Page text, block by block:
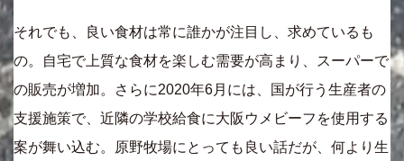
それでも、良い食材は常に誰かが注目し、求めているも
の。自宅で上質な食材を楽しむ需要が高まり、スーパーで
の販売が増加。さらに2020年6月には、国が行う生産者の
支援施策で、近隣の学校給食に大阪ウメビーフを使用する
案が舞い込む。原野牧場にとっても良い話だが、何より生